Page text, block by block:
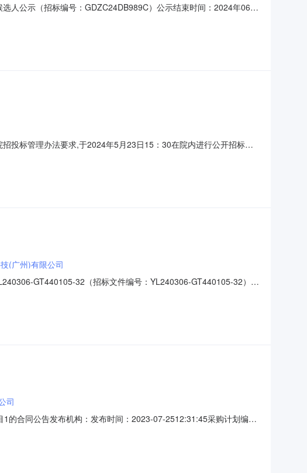
人公示（招标编号：GDZC24DB989C）公示结束时间：2024年06月
万元，质量：合格，工期/交货期/服务期：489天；中标
投标管理办法要求,于2024年5月23日15：30在院内进行公开招标，
审意见中标候选供应商综合得分排序表投标人排序投标单位第一中
(广州)有限公司
GT440105-32（招标文件编号：YL240306-GT440105-32）
务要求服务时间服务标准1羊城晚报健康信息科技（广州）有
司
的合同公告发布机构：发布时间：2023-07-2512:31:45采购计划编
购人(甲方)：广东省市场监督管